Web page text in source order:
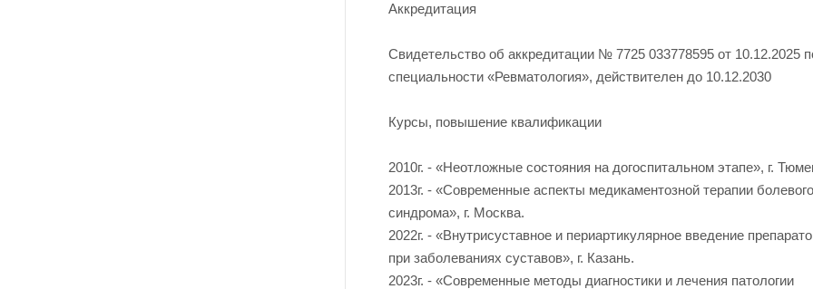
Аккредитация
Свидетельство об аккредитации № 7725 033778595 от 10.12.2025
специальности «Ревматология», действителен до 10.12.2030
Курсы, повышение квалификации
2010г. - «Неотложные состояния на догоспитальном этапе», г.
2013г. - «Современные аспекты медикаментозной терапии болевого
синдрома», г. Москва.
2022г. - «Внутрисуставное и периартикулярное введение
при заболеваниях суставов», г. Казань.
2023г. - «Современные методы диагностики и лечения патологии